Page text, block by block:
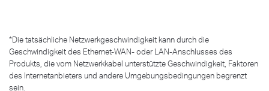
*Die tatsächliche Netzwerkgeschwindigkeit kann durch die
Geschwindigkeit des Ethernet-WAN- oder LAN-Anschlusses des
Produkts, die vom Netzwerkkabel unterstützte Geschwindigkeit, Faktoren
des Internetanbieters und andere Umgebungsbedingungen begrenzt
sein.